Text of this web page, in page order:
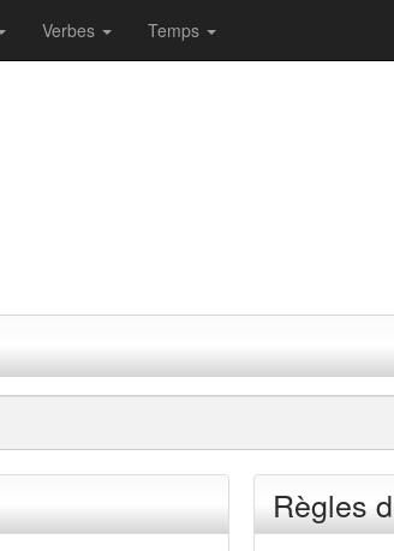
Verbes Temps
Règles